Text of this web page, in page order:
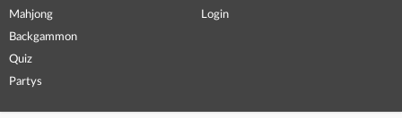
Mahjong
Backgammon
Quiz
Partys
Login